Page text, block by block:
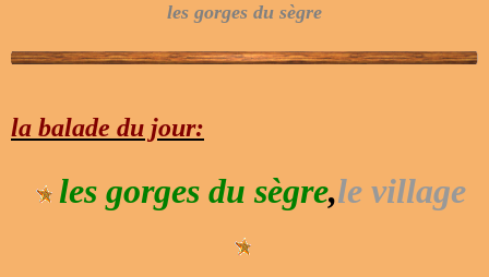
les gorges du sègre
la balade du jour:
les gorges du sègre,le village